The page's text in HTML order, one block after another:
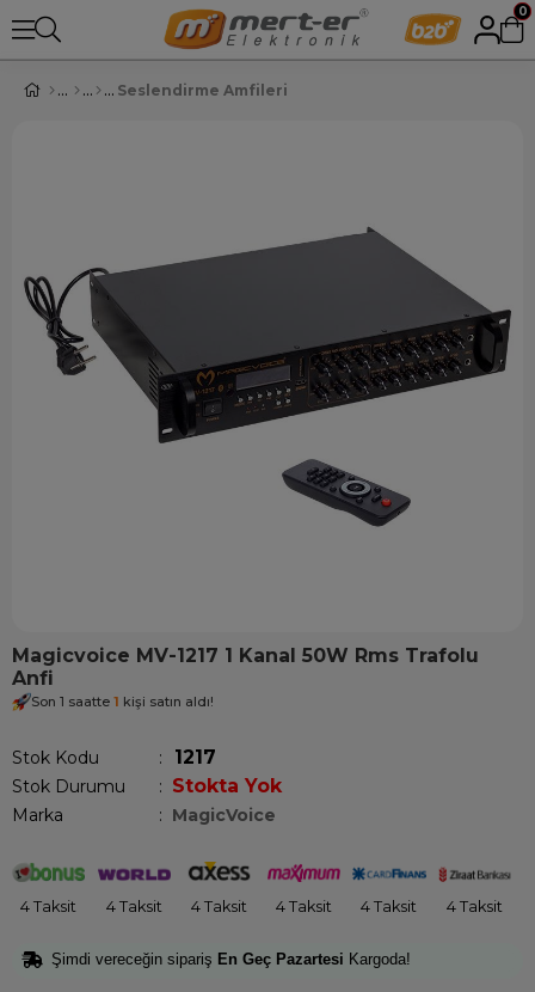
0
Seslendirme Amfileri
Magicvoice MV-1217 1 Kanal 50W Rms Trafolu
Anfi
Son 1 saatte 1 kişi satın aldı!
Stok Kodu 1217
Stok Durumu : Stokta Yok
Marka : MagicVoice
4 Taksit 4 Taksit 4 Taksit 4 Taksit 4 Taksit 4 Taksit
Şimdi vereceğin sipariş En Geç Pazartesi Kargoda!